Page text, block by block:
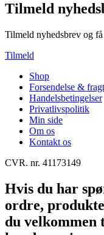
Tilmeld
Tilmeld nyhedsbrev og
Tilmeld
Shop
Forsendelse &
Handelsbetingelser
Privatlivspolitik
Min side
Om os
Kontakt os
CVR. nr. 41173149
Hvis du har
ordre,
du velkommen